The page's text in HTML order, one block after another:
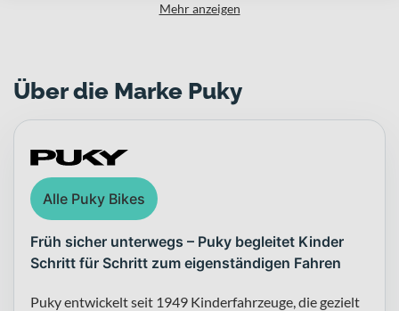
Mehr anzeigen
Über die Marke Puky
Alle Puky Bikes
Früh sicher unterwegs – Puky begleitet Kinder
Schritt für Schritt zum eigenständigen Fahren
Puky entwickelt seit 1949 Kinderfahrzeuge, die gezielt